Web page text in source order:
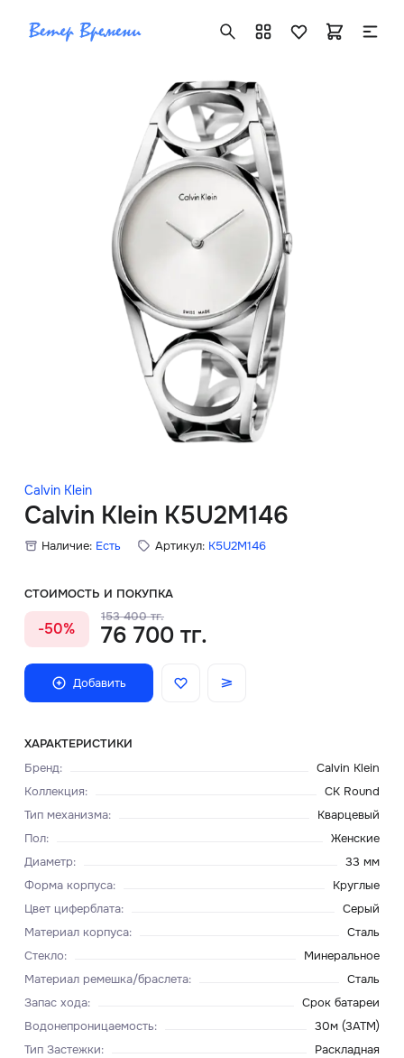
Calvin Klein
Calvin Klein K5U2M146
Наличие: Есть Артикул: K5U2M146
СТОИМОСТЬ И ПОКУПКА
-50%
153 400 тг.
76 700 тг.
Добавить
ХАРАКТЕРИСТИКИ
Бренд:
Calvin Klein
Коллекция:
CK Round
Тип механизма:
Кварцевый
Пол:
Женские
Диаметр:
33 мм
Форма корпуса:
Круглые
Цвет циферблата:
Серый
Материал корпуса:
Сталь
Стекло:
Минеральное
Материал ремешка/браслета:
Сталь
Запас хода:
Срок батареи
Водонепроницаемость:
30м (3ATM)
Тип Застежки: Раскладная
+7 ( 705 ) 181-42-50
info@vetervremeni.kz
Авторизация
Каталог
Мужские часы
Женские часы
Скидки
Главная
О нас
Доставка и оплата
Блог